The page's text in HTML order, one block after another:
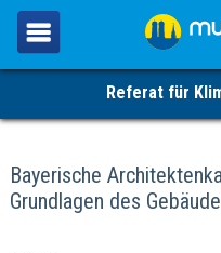
Referat für
Bayerische
Grundlagen des